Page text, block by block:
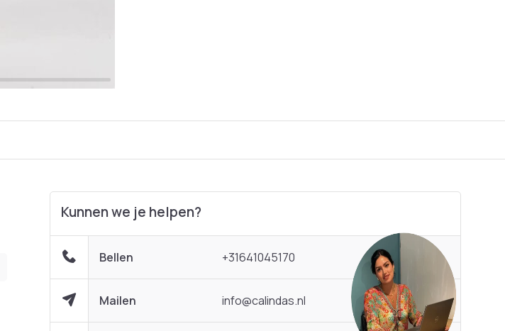
Kunnen we je helpen?
Bellen +31641045170
Mailen info@calindas.nl